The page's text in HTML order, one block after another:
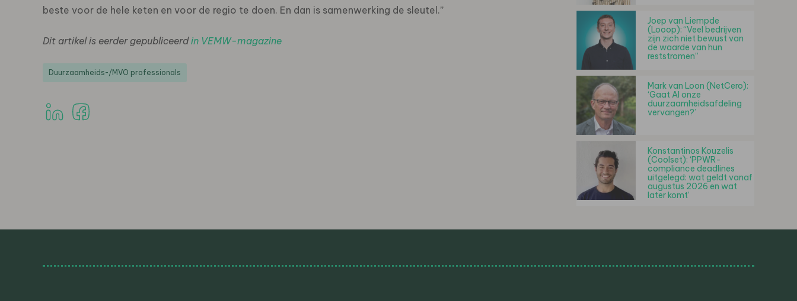
beste voor de hele keten en voor de regio te doen. En dan is samenwerking de sleutel.”
Dit artikel is eerder gepubliceerdin VEMW-magazine
Duurzaamheids-/MVO professionals
Joep van Liempde
(Looop): “Veel bedrijven
zijn zich niet bewust van
de waarde van hun
reststromen”
Mark van Loon (NetCero):
‘Gaat AI onze
duurzaamheidsafdeling
vervangen?’
Konstantinos Kouzelis
(Coolset): ‘PPWR-
compliance deadlines
uitgelegd: wat geldt vanaf
augustus 2026 en wat
later komt’